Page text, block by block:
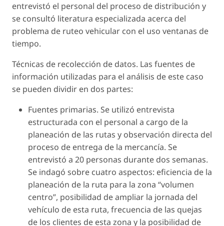
entrevistó el personal del proceso de distribución y
se consultó literatura especializada acerca del
problema de ruteo vehicular con el uso ventanas de
tiempo.
Técnicas de recolección de datos. Las fuentes de
información utilizadas para el análisis de este caso
se pueden dividir en dos partes:
Fuentes primarias. Se utilizó entrevista
estructurada con el personal a cargo de la
planeación de las rutas y observación directa del
proceso de entrega de la mercancía. Se
entrevistó a 20 personas durante dos semanas.
Se indagó sobre cuatro aspectos: eficiencia de la
planeación de la ruta para la zona “volumen
centro”, posibilidad de ampliar la jornada del
vehículo de esta ruta, frecuencia de las quejas
de los clientes de esta zona y la posibilidad de